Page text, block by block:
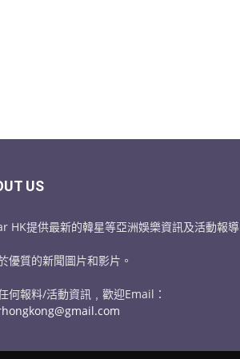
US
HK提供最新的韓星等亞洲娛樂資訊及活動報導
優質的新聞圖片和影片。
何報料/活動資訊﹐歡迎Email：